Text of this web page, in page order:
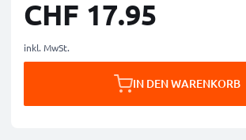
CHF 17.95
inkl. MwSt.
IN DEN WARENKORB